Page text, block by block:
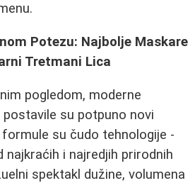
Potezu: Najbolje Maskare
Tretmani Lica
pogledom, moderne
su potpuno novi
su čudo tehnologije -
najkraćih i najredjih prirodnih
spektakl dužine, volumena